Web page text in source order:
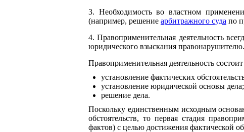
3. Необходимость во властном
(например, решение арбитражного суда по
4. Правоприменительная деятельность
юридического взыскания правонарушителю.
Правоприменительная деятельность
установление фактических
установление юридической основы дела;
решение дела.
Поскольку единственным исходным
обстоятельств, то первая стадия
фактов) с целью достижения фактической